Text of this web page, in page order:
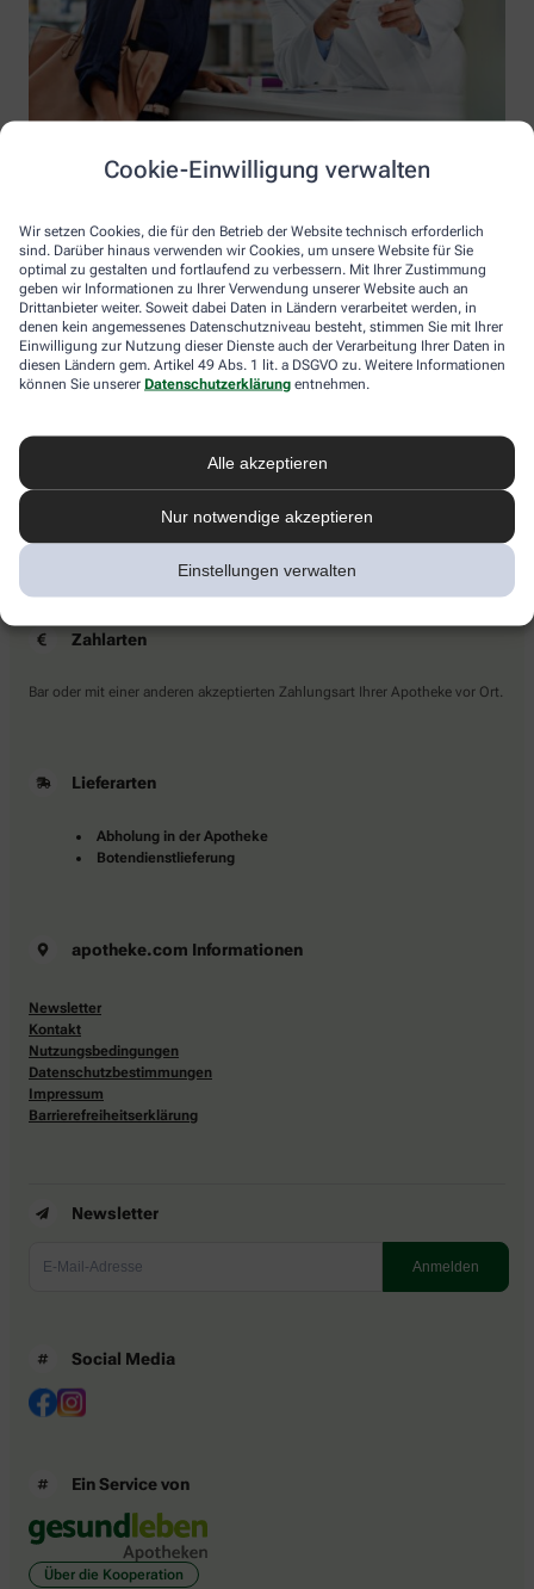
Cookie-Einwilligung verwalten
Wir setzen Cookies, die für den Betrieb der Website technisch erforderlich
sind. Darüber hinaus verwenden wir Cookies, um unsere Website für Sie
optimal zu gestalten und fortlaufend zu verbessern. Mit Ihrer Zustimmung
geben wir Informationen zu Ihrer Verwendung unserer Website auch an
Drittanbieter weiter. Soweit dabei Daten in Ländern verarbeitet werden, in
denen kein angemessenes Datenschutzniveau besteht, stimmen Sie mit Ihrer
Einwilligung zur Nutzung dieser Dienste auch der Verarbeitung Ihrer Daten in
diesen Ländern gem. Artikel 49 Abs. 1 lit. a DSGVO zu. Weitere Informationen
können Sie unserer Datenschutzerklärung entnehmen.
Alle akzeptieren
Nur notwendige akzeptieren
Einstellungen verwalten
Information der Schwalben Apotheke
Schwalben Apotheke
Inhaber: Susanne Karstens-Rohwedder
22559 Hamburg
Kontaktieren Sie uns direkt.
Zahlarten
Bar oder mit einer anderen akzeptierten Zahlungsart Ihrer Apotheke vor Ort.
Lieferarten
Abholung in der Apotheke
Botendienstlieferung
apotheke.com Informationen
Newsletter
Kontakt
Nutzungsbedingungen
Datenschutzbestimmungen
Impressum
Barrierefreiheitserklärung
Newsletter
Social Media
Ein Service von
Über die Kooperation